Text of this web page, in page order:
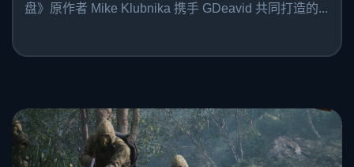
盘》原作者 Mike Klubnika 携手 GDeavid 共同打造的...